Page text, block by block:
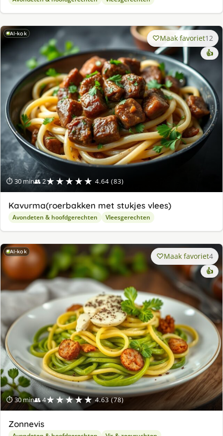
AI-kok
⏱ 30 min👥 2★★★★★ 4.64 (83)
Maak favoriet12
👍
Kavurma(roerbakken met stukjes vlees)
Avondeten & hoofdgerechten Vleesgerechten
AI-kok
⏱ 30 min👥 4★★★★★ 4.63 (78)
Maak favoriet4
👍
Zonnevis